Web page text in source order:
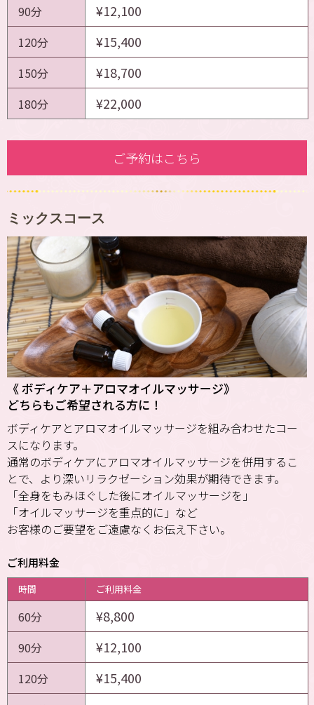
90分 ¥12,100
120分 ¥15,400
150分 ¥18,700
180分 ¥22,000
ご予約はこちら
ミックスコース
《 ボディケア＋アロマオイルマッサージ》
どちらもご希望される方に！
ボディケアとアロマオイルマッサージを組み合わせたコー
スになります。
通常のボディケアにアロマオイルマッサージを併用するこ
とで、より深いリラクゼーション効果が期待できます。
「全身をもみほぐした後にオイルマッサージを」
「オイルマッサージを重点的に」など
お客様のご要望をご遠慮なくお伝え下さい。
ご利用料金
時間 ご利用料金
60分 ¥8,800
90分 ¥12,100
120分 ¥15,400